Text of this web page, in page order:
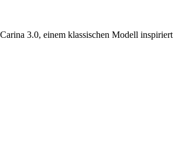
3.0, einem klassischen Modell